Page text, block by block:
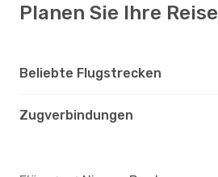
Planen Sie Ihre Reise
Beliebte Flugstrecken
Zugverbindungen